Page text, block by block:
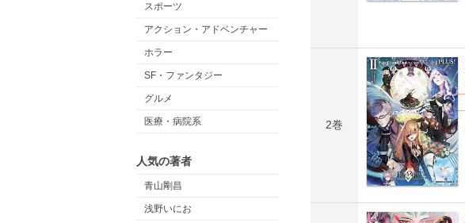
スポーツ
アクション・アドベンチャー
ホラー
SF・ファンタジー
グルメ
医療・病院系
人気の著者
青山剛昌
浅野いにお
2巻